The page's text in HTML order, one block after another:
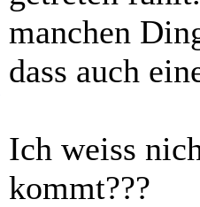
manchen
dass auch
Ich weiss
kommt???